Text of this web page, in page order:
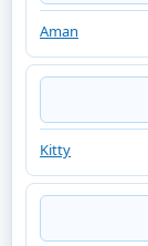
Aman
Kitty